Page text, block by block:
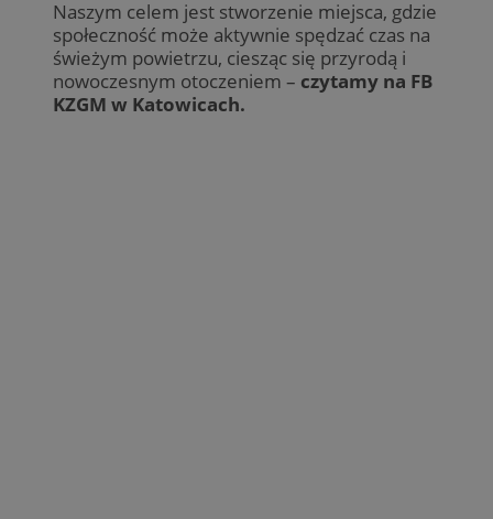
Naszym celem jest stworzenie miejsca, gdzie
społeczność może aktywnie spędzać czas na
świeżym powietrzu, ciesząc się przyrodą i
nowoczesnym otoczeniem – czytamy na FB
KZGM w Katowicach.